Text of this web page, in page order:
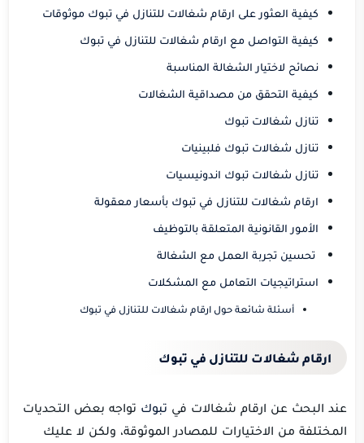
كيفية العثور على ارقام شغالات للتنازل في تبوك موثوقات
كيفية التواصل مع ارقام شغالات للتنازل في تبوك
نصائح لاختيار الشغالة المناسبة
كيفية التحقق من مصداقية الشغالات
تنازل شغالات تبوك
تنازل شغالات تبوك فلبينيات
تنازل شغالات تبوك اندونيسيات
ارقام شغالات للتنازل في تبوك بأسعار معقولة
الأمور القانونية المتعلقة بالتوظيف
تحسين تجربة العمل مع الشغالة
استراتيجيات التعامل مع المشكلات
أسئلة شائعة حول ارقام شغالات للتنازل في تبوك
ارقام شغالات للتنازل في تبوك
عند البحث عن ارقام شغالات في تبوك تواجه بعض التحديات
المختلفة من الاختيارات للمصادر الموثوقة، ولكن لا عليك